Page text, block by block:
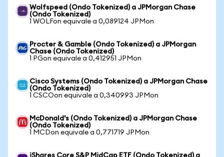
Wolfspeed (Ondo Tokenized) a JPMorgan Chase
(Ondo Tokenized)
1 WOLFon equivale a 0,089124 JPMon
Procter & Gamble (Ondo Tokenized) a JPMorgan
Chase (Ondo Tokenized)
1 PGon equivale a 0,412951 JPMon
Cisco Systems (Ondo Tokenized) a JPMorgan Chase
(Ondo Tokenized)
1 CSCOon equivale a 0,340993 JPMon
McDonald's (Ondo Tokenized) a JPMorgan Chase
(Ondo Tokenized)
1 MCDon equivale a 0,771719 JPMon
iShares Core S&P MidCap ETF (Ondo Tokenized) a